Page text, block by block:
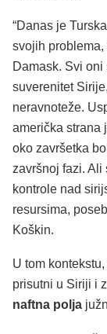
“Danas je
svojih problema,
Damask. Svi oni
suverenitet
neravnoteže.
američka strana
oko završetka
završnoj fazi.
kontrole nad
resursima,
Koškin.
U tom
prisutni u Siriji i
naftna polja